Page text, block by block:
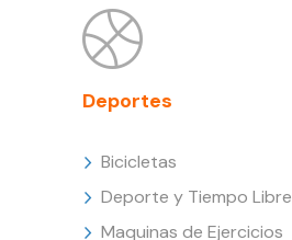
Deportes
Bicicletas
Deporte y Tiempo Libre
Maquinas de Ejercicios